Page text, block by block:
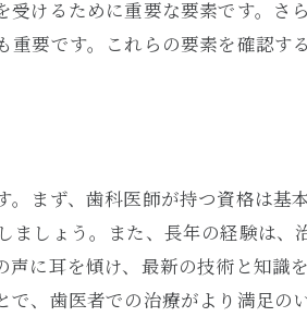
歯医者の見極め方
歯医者選びのステップ
者の魅力
新度を確認する
ッフと歯科衛生士の存在
ら見える歯科医院の質
けるために重要な要素です。さ
要です。これらの要素を確認す
まず、歯科医師が持つ資格は基
しょう。また、長年の経験は
に耳を傾け、最新の技術と知識
、歯医者での治療がより満足の